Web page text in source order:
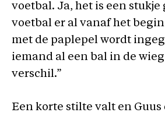
voetbal. Ja, het is een stukje
voetbal er al vanaf het
met de paplepel wordt
iemand al een bal in de
verschil.”
Een korte stilte valt en